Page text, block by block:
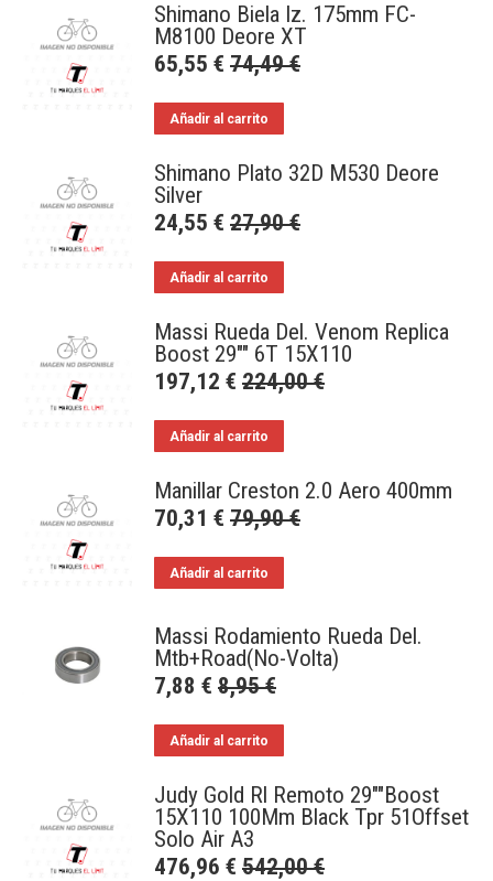
Shimano Biela Iz. 175mm FC-
M8100 Deore XT
65,55 € 74,49€
Añadir al carrito
Shimano Plato 32D M530 Deore
Silver
24,55 € 27,90€
Añadir al carrito
Massi Rueda Del. Venom Replica
Boost 29"" 6T 15X110
197,12 € 224,00€
Añadir al carrito
Manillar Creston 2.0 Aero 400mm
70,31 € 79,90€
Añadir al carrito
Massi Rodamiento Rueda Del.
Mtb+Road(No-Volta)
7,88 € 8,95€
Añadir al carrito
Judy Gold Rl Remoto 29""Boost
15X110 100Mm Black Tpr 51Offset
Solo Air A3
476,96 € 542,00€